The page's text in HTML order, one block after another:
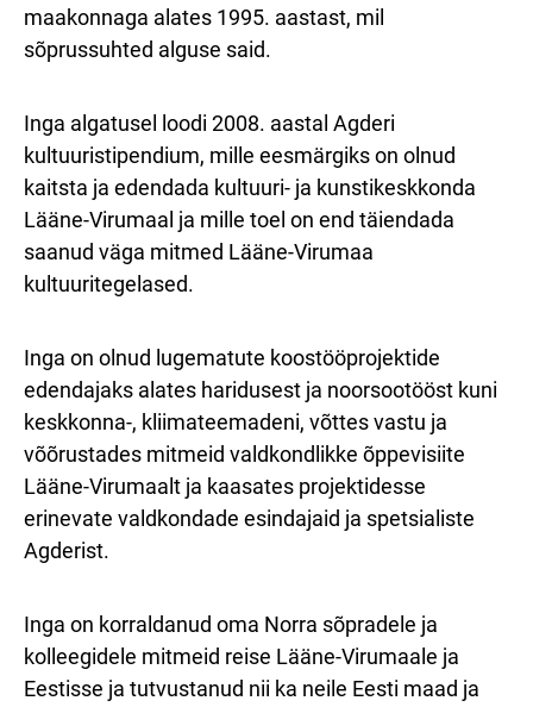
maakonnaga alates 1995. aastast, mil
sõprussuhted alguse said.
Inga algatusel loodi 2008. aastal Agderi
kultuuristipendium, mille eesmärgiks on olnud
kaitsta ja edendada kultuuri- ja kunstikeskkonda
Lääne-Virumaal ja mille toel on end täiendada
saanud väga mitmed Lääne-Virumaa
kultuuritegelased.
Inga on olnud lugematute koostööprojektide
edendajaks alates haridusest ja noorsootööst kuni
keskkonna-, kliimateemadeni, võttes vastu ja
võõrustades mitmeid valdkondlikke õppevisiite
Lääne-Virumaalt ja kaasates projektidesse
erinevate valdkondade esindajaid ja spetsialiste
Agderist.
Inga on korraldanud oma Norra sõpradele ja
kolleegidele mitmeid reise Lääne-Virumaale ja
Eestisse ja tutvustanud nii ka neile Eesti maad ja